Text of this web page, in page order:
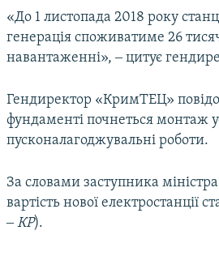
«До 1 листопада 2018 року
генерація споживатиме 26
навантаженні», ‒ цитує
Гендиректор «КримТЕЦ»
фундаменті почнеться монтаж
пусконалагоджувальні роботи.
За словами заступника
вартість нової електростанції
‒ КР).